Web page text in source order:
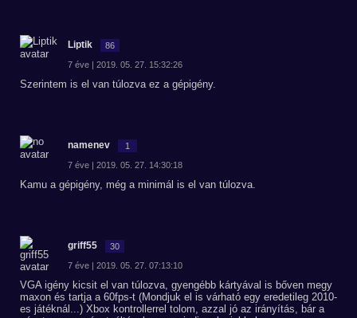
Liptik 86
7 éve | 2019. 05. 27. 15:32:26
Szerintem is el van túlozva ez a gépigény.
namenev 1
7 éve | 2019. 05. 27. 14:30:18
Kamu a gépigény, még a minimál is el van túlozva.
griff55 30
7 éve | 2019. 05. 27. 07:13:10
VGA igény kicsit el van túlozva, gyengébb kártyával is bőven megy
maxon és tartja a 60fps-t (Mondjuk el is várható egy eredetileg 2010-
es játéknál...) Xbox kontrollerrel tolom, azzal jó az irányítás, bár a